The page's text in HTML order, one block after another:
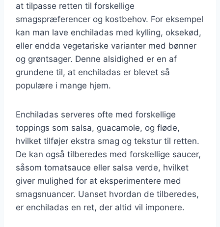
at tilpasse retten til forskellige
smagspræferencer og kostbehov. For eksempel
kan man lave enchiladas med kylling, oksekød,
eller endda vegetariske varianter med bønner
og grøntsager. Denne alsidighed er en af
grundene til, at enchiladas er blevet så
populære i mange hjem.
Enchiladas serveres ofte med forskellige
toppings som salsa, guacamole, og fløde,
hvilket tilføjer ekstra smag og tekstur til retten.
De kan også tilberedes med forskellige saucer,
såsom tomatsauce eller salsa verde, hvilket
giver mulighed for at eksperimentere med
smagsnuancer. Uanset hvordan de tilberedes,
er enchiladas en ret, der altid vil imponere.